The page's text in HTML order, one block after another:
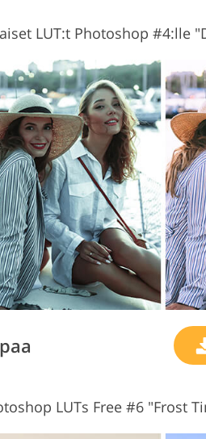
LUT:t Photoshop #4:lle
LUTs Free #6 "Frost